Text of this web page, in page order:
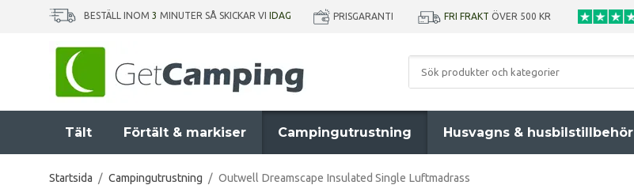
BESTÄLL INOM 3 MINUTER SÅ SKICKAR VI IDAG PRISGARANTI FRI FRAKT ÖVER 500 KR
Tält Förtält & markiser Campingutrustning Husvagns & husbilstillbehör
Startsida / Campingutrustning / Outwell Dreamscape Insulated Single Luftmadrass